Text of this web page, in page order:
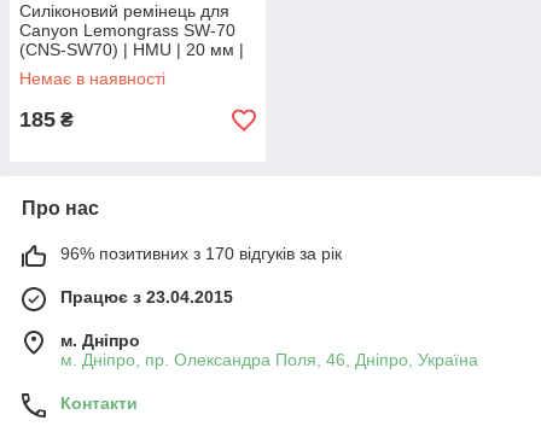
Силіконовий ремінець для
Canyon Lemongrass SW-70
(CNS-SW70) | HMU | 20 мм |
чорний та білий
Немає в наявності
185 ₴
Про нас
96% позитивних з 170 відгуків за рік
Працює з 23.04.2015
м. Дніпро
м. Дніпро, пр. Олександра Поля, 46, Дніпро, Україна
Контакти